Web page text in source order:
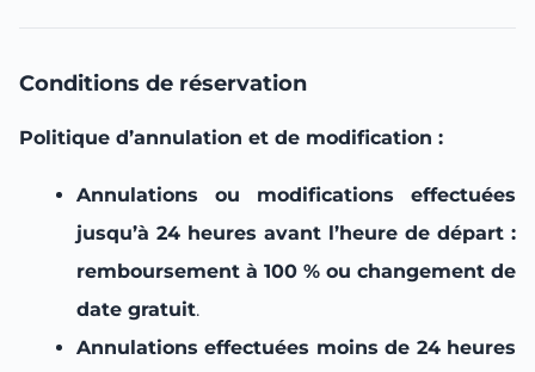
Conditions de réservation
Politique d’annulation et de modification :
Annulations ou modifications effectuées
jusqu’à 24 heures avant l’heure de départ :
remboursement à 100 % ou changement de
date gratuit.
Annulations effectuées moins de 24 heures